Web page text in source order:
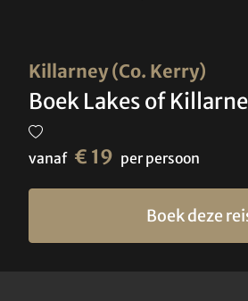
Killarney (Co. Kerry)
Boek Lakes of
vanaf € 19 per persoon
Boek deze